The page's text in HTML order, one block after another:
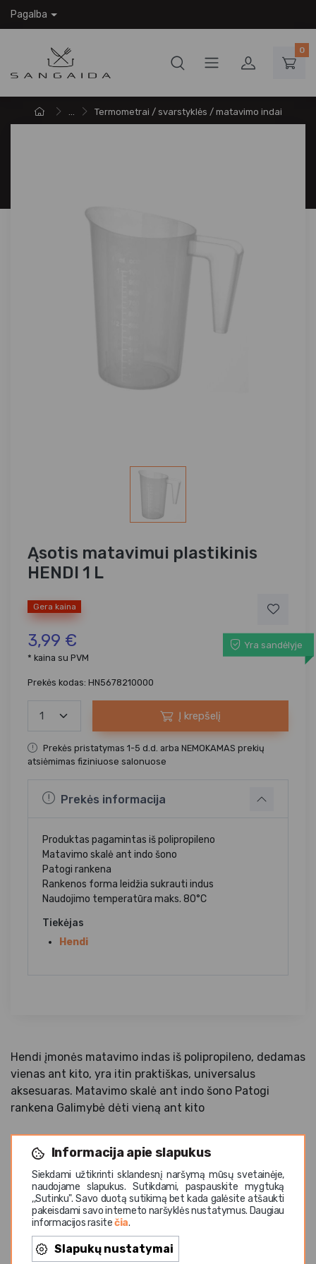
Informacija apie slapukus
Siekdami užtikrinti sklandesnį naršymą mūsų svetainėje,
naudojame slapukus. Sutikdami, paspauskite mygtuką
,,Sutinku". Savo duotą sutikimą bet kada galėsite atšaukti
pakeisdami savo interneto naršyklės nustatymus. Daugiau
informacijos rasitečia.
Slapukų nustatymai
Pagalba
0
... Termometrai / svarstyklės / matavimo indai
Ąsotis matavimui plastikinis
HENDI 1 L
Gera kaina
3,99 €
Yra sandėlyje
* kaina su PVM
Prekės kodas: HN5678210000
Į krepšelį
Prekės pristatymas 1-5 d.d. arba NEMOKAMAS prekių
atsiėmimas fiziniuose salonuose
Prekės informacija
Produktas pagamintas iš polipropileno
Matavimo skalė ant indo šono
Patogi rankena
Rankenos forma leidžia sukrauti indus
Naudojimo temperatūra maks. 80°C
Tiekėjas
Hendi
Hendi įmonės matavimo indas iš polipropileno, dedamas
vienas ant kito, yra itin praktiškas, universalus
aksesuaras. Matavimo skalė ant indo šono Patogi
rankena Galimybė dėti vieną ant kito
Panašios prekės